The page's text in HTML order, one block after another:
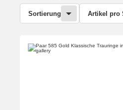
Sortierung Artikel pro